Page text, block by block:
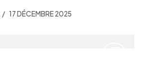
17 DÉCEMBRE 2025